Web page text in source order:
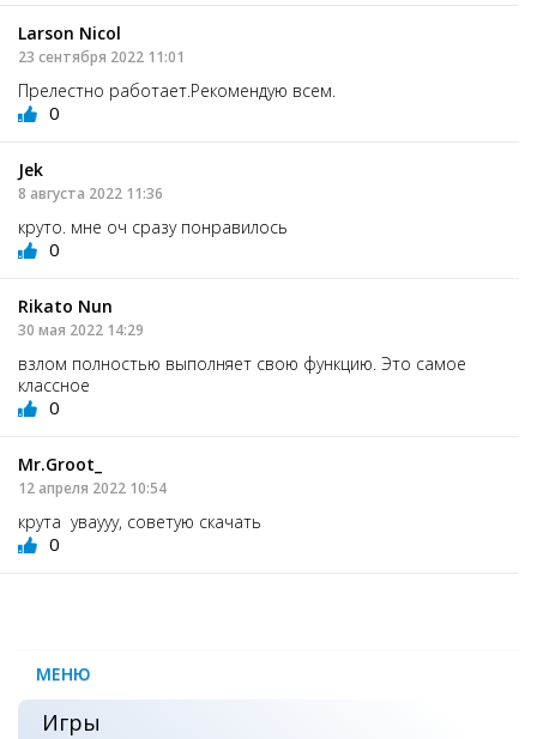
Larson Nicol
23 сентября 2022 11:01
Прелестно работает.Рекомендую всем.
0
Jek
8 августа 2022 11:36
круто. мне оч сразу понравилось
0
Rikato Nun
30 мая 2022 14:29
взлом полностью выполняет свою функцию. Это самое
классное
0
Mr.Groot_
12 апреля 2022 10:54
крута уваууу, советую скачать
0
МЕНЮ
Игры